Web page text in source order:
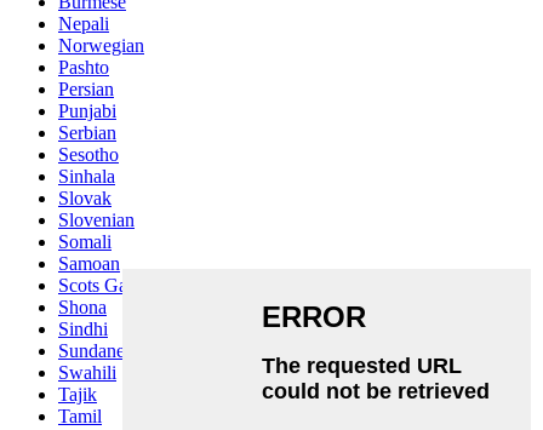
Nepali
Norwegian
Pashto
Persian
Punjabi
Serbian
Sesotho
Sinhala
Slovak
Slovenian
Somali
Samoan
Scots Gaelic
Shona
Sindhi
Sundanese
Swahili
Tajik
Tamil